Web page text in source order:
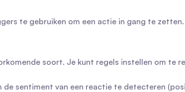
te gebruiken om een actie in gang te
soort. Je kunt regels instellen om te
de sentiment van een reactie te detecteren